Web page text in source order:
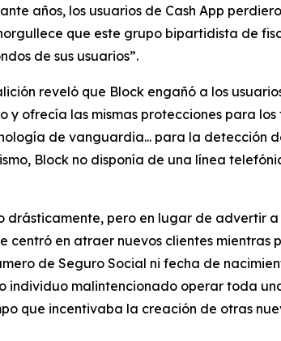
años, los usuarios de Cash App
que este grupo bipartidista de
de sus usuarios”.
reveló que Block engañó a los
ofrecía las mismas protecciones para los
de vanguardia... para la detección
Block no disponía de una línea
pero en lugar de advertir
centró en atraer nuevos clientes
de Seguro Social ni fecha de
individuo malintencionado operar toda
que incentivaba la creación de otras